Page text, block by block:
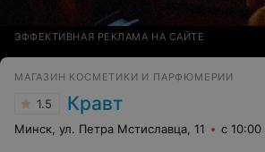
ЭФФЕКТИВНАЯ РЕКЛАМА НА САЙТЕ
МАГАЗИН КОСМЕТИКИ И ПАРФЮМЕРИИ
1.5 Кравт
Минск, ул. Петра Мстиславца, 11 с 10:00